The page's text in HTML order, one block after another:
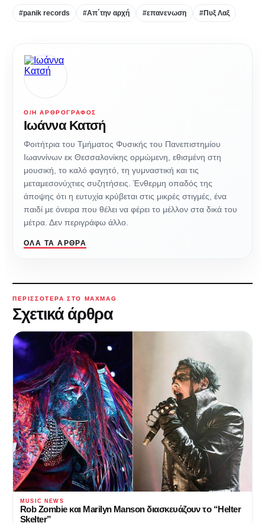
#panik records #Απ΄την αρχή #επανενωση #Πυξ Λαξ
Ο/Η ΑΡΘΡΟΓΡΆΦΟΣ
Ιωάννα Κατσή
Φοιτήτρια του Τμήματος Φυσικής του Πανεπιστημίου
Ιωαννίνων εκ Θεσσαλονίκης ορμώμενη, εθισμένη στη
μουσική, το καλό φαγητό, τη γυμναστική και τις
μεταμεσονύχτιες συζητήσεις. Ένθερμη οπαδός της
άποψης ότι η ευτυχία κρύβεται στις μικρές στιγμές, ένα
παιδί με όνειρα που θέλει να φέρει το μέλλον στα δικά του
μέτρα. Δεν περιγράφω άλλο.
ΌΛΑ ΤΑ ΆΡΘΡΑ
ΠΕΡΙΣΣΌΤΕΡΑ ΣΤΟ MAXMAG
Σχετικά άρθρα
MUSIC NEWS
Rob Zombie και Marilyn Manson διασκευάζουν το “Helter
Skelter”